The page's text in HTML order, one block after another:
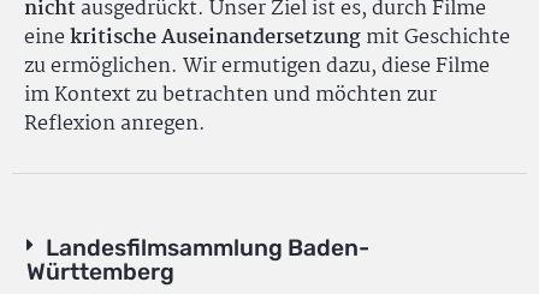
nichtausgedrückt. Unser Ziel ist es, durch Filme
einekritische Auseinandersetzungmit Geschichte
zu ermöglichen. Wir ermutigen dazu, diese Filme
im Kontext zu betrachten und möchten zur
Reflexion anregen.
Landesfilmsammlung Baden-
Württemberg